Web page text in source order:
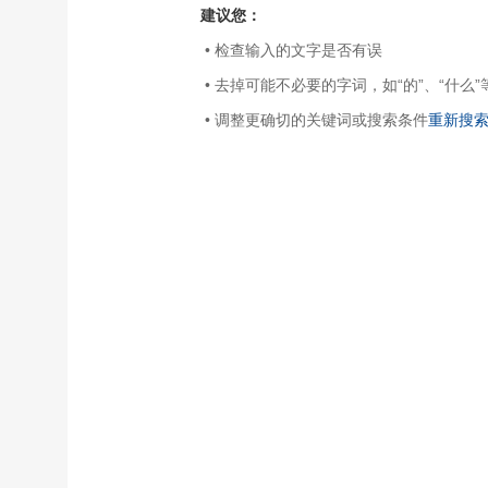
建议您：
• 检查输入的文字是否有误
• 去掉可能不必要的字词，如“的”、“什么”
• 调整更确切的关键词或搜索条件重新搜索